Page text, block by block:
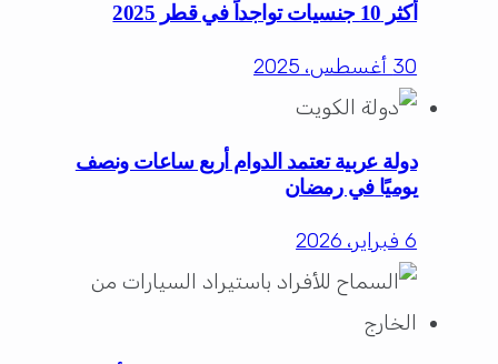
أكثر 10 جنسيات تواجداً في قطر 2025
30 أغسطس، 2025
دولة عربية تعتمد الدوام أربع ساعات ونصف
يوميًا في رمضان
6 فبراير، 2026